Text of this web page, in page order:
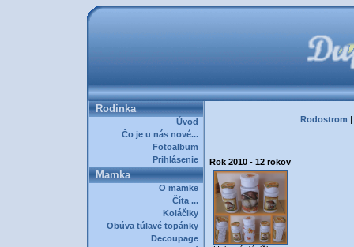
Rodinka
Úvod
Čo je u nás nové...
Fotoalbum
Prihlásenie
Mamka
O mamke
Číta ...
Koláčiky
Obúva túlavé topánky
Decoupage
Rodostrom |
Rok 2010 - 12 rokov